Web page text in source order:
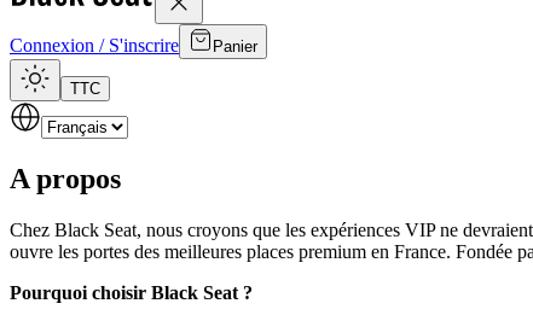
Connexion / S'inscrire Panier
TTC
A propos
Chez Black Seat, nous croyons que les expériences VIP ne
ouvre les portes des meilleures places premium en France.
Pourquoi choisir Black Seat ?